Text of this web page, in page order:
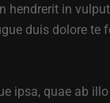
in
duis dolore te
ipsa, quae ab